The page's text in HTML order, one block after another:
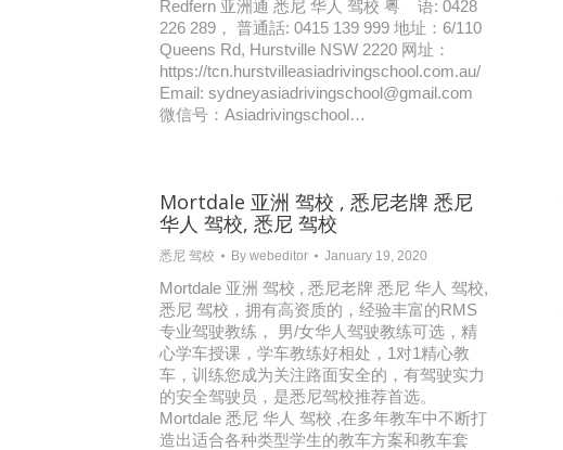
Redfern 亚洲通 悉尼 华人 驾校 粤 语: 0428
226 289， 普通話: 0415 139 999 地址：6/110
Queens Rd, Hurstville NSW 2220 网址：
https://tcn.hurstvilleasiadrivingschool.com.au/
Email: sydneyasiadrivingschool@gmail.com
微信号：Asiadrivingschool…
Mortdale 亚洲 驾校 , 悉尼老牌 悉尼
华人 驾校, 悉尼 驾校
悉尼 驾校 By webeditor January 19, 2020
Mortdale 亚洲 驾校 , 悉尼老牌 悉尼 华人 驾校,
悉尼 驾校，拥有高资质的，经验丰富的RMS
专业驾驶教练， 男/女华人驾驶教练可选，精
心学车授课，学车教练好相处，1对1精心教
车，训练您成为关注路面安全的，有驾驶实力
的安全驾驶员，是悉尼驾校推荐首选。
Mortdale 悉尼 华人 驾校 ,在多年教车中不断打
造出适合各种类型学生的教车方案和教车套